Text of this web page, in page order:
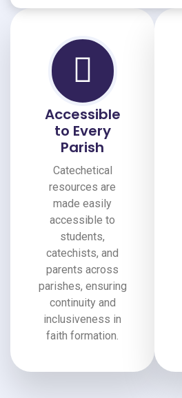
Accessible
to Every
Parish
Catechetical
resources are
made easily
accessible to
students,
catechists, and
parents across
parishes, ensuring
continuity and
inclusiveness in
faith formation.